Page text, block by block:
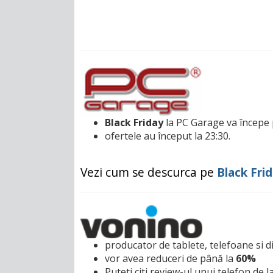
Black Fridayla PC Garage va
ofertele au început la 23:30.
Vezi cum se descurca pe Black
producator de tablete, telefoane si
vor avea reduceri de până la 60%